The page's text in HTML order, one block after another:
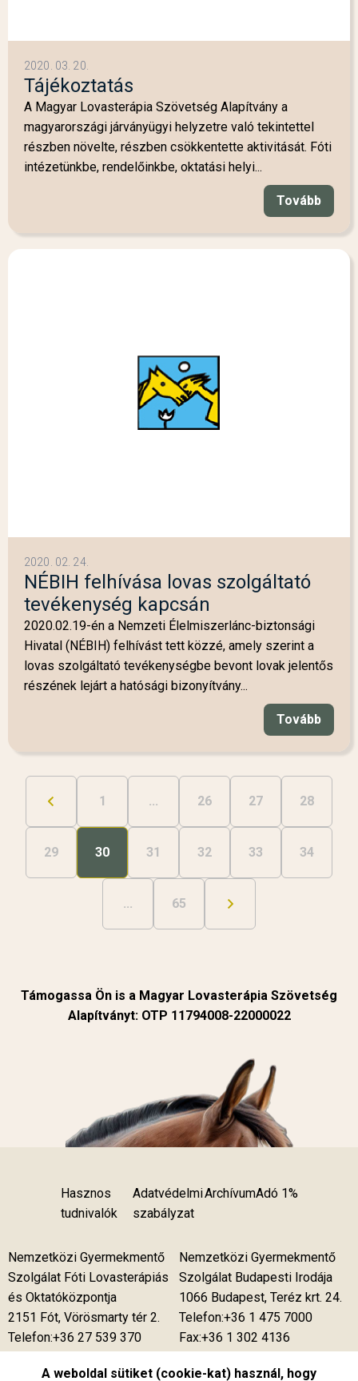
2020. 03. 20.
Tájékoztatás
A Magyar Lovasterápia Szövetség Alapítvány a
magyarországi járványügyi helyzetre való tekintettel
részben növelte, részben csökkentette aktivitását. Fóti
intézetünkbe, rendelőinkbe, oktatási helyi...
Tovább
2020. 02. 24.
NÉBIH felhívása lovas szolgáltató
tevékenység kapcsán
2020.02.19-én a Nemzeti Élelmiszerlánc-biztonsági
Hivatal (NÉBIH) felhívást tett közzé, amely szerint a
lovas szolgáltató tevékenységbe bevont lovak jelentős
részének lejárt a hatósági bizonyítvány...
Tovább
1 ... 26 27 28
29 30 31 32 33 34
... 65
Támogassa Ön is a Magyar Lovasterápia Szövetség
Alapítványt: OTP 11794008-22000022
Hasznos
tudnivalók
Adatvédelmi
szabályzat
ArchívumAdó 1%
Nemzetközi Gyermekmentő
Szolgálat Fóti Lovasterápiás
és Oktatóközpontja
2151 Fót, Vörösmarty tér 2.
Telefon:+36 27 539 370
Telefon:+36 27 537 850
Nemzetközi Gyermekmentő
Szolgálat Budapesti Irodája
1066 Budapest, Teréz krt. 24.
Telefon:+36 1 475 7000
Fax:+36 1 302 4136
A weboldal sütiket (cookie-kat) használ, hogy